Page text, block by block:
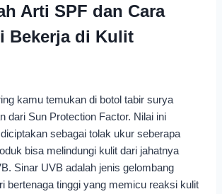
Arti SPF dan Cara
Bekerja di Kulit
kamu temukan di botol tabir surya
dari Sun Protection Factor. Nilai ini
sebagai tolak ukur seberapa
bisa melindungi kulit dari jahatnya
Sinar UVB adalah jenis gelombang
bertenaga tinggi yang memicu reaksi kulit